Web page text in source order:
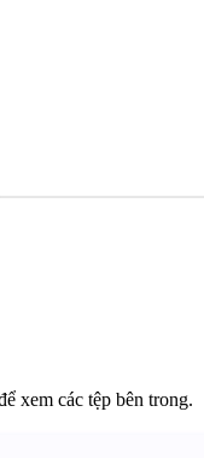
xem các tệp bên trong.